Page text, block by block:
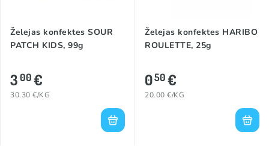
Želejas konfektes SOUR
PATCH KIDS, 99g
300€
30.30 €/KG
Želejas konfektes HARIBO
ROULETTE, 25g
050€
20.00 €/KG